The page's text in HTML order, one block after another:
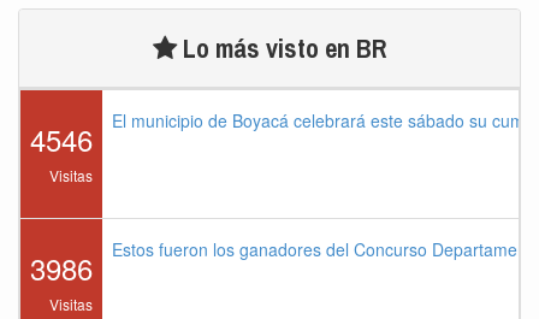
Lo más visto en BR
4546
Visitas
El municipio de Boyacá celebrará este sábado su
3986
Visitas
Estos fueron los ganadores del Concurso